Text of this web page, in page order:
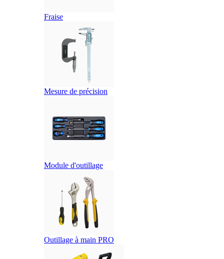
Fraise
Mesure de précision
Module d'outillage
Outillage à main PRO